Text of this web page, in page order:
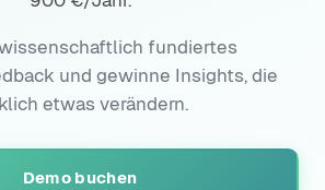
fundiertes
und gewinne Insights, die
etwas verändern.
Demo buchen